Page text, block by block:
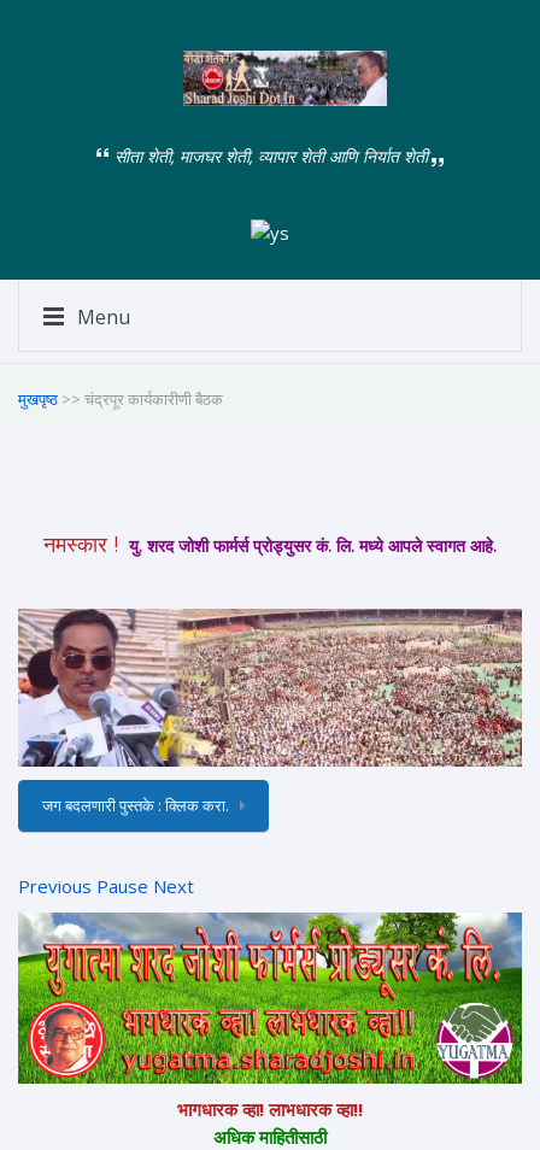
सीता शेती, माजघर शेती, व्यापार शेती आणि निर्यात शेती
Menu
मुखपृष्ठ >> चंद्रपूर कार्यकारीणी बैठक
नमस्कार ! यु. शरद जोशी फार्मर्स प्रोड्युसर कं. लि. मध्ये आपले स्वागत आहे.
जग बदलणारी पुस्तके : क्लिक करा.
Previous Pause Next
भागधारक व्हा! लाभधारक व्हा!!
अधिक माहितीसाठी